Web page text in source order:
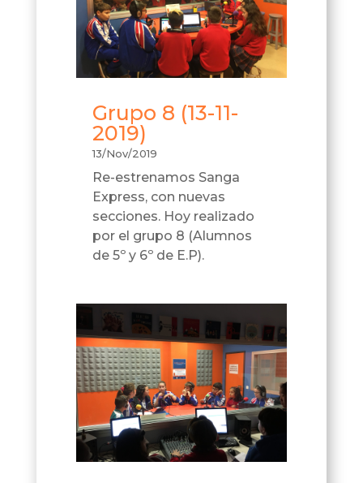
Grupo 8 (13-11-
2019)
13/Nov/2019
Re-estrenamos Sanga
Express, con nuevas
secciones. Hoy realizado
por el grupo 8 (Alumnos
de 5º y 6º de E.P).